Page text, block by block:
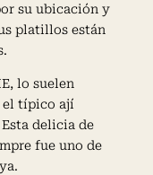
su ubicación y
platillos están
lo suelen
el típico ají
delicia de
fue uno de